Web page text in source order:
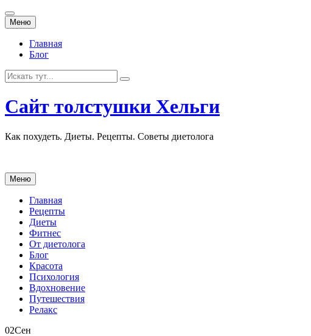
Меню Перейти
к
содержанию
Главная
Блог
Искать:
Сайт толстушки Хельги
Как похудеть. Диеты. Рецепты. Советы диетолога
Меню Перейти
к
содержанию
Главная
Рецепты
Диеты
Фитнес
От диетолога
Блог
Красота
Психология
Вдохновение
Путешествия
Релакс
02Сен